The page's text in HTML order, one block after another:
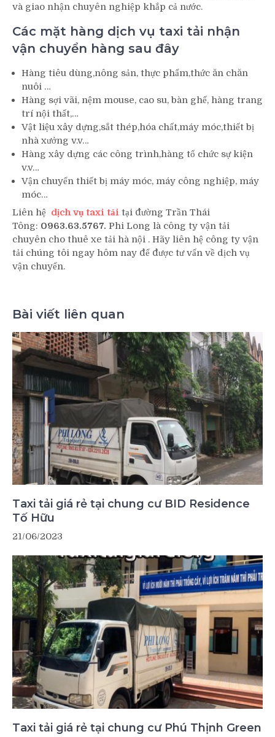
và giao nhận chuyên nghiệp khắp cả nước.
Các mặt hàng dịch vụ taxi tải nhận
vận chuyển hàng sau đây
Hàng tiêu dùng,nông sản, thực phẩm,thức ăn chăn
nuôi …
Hàng sợi vãi, nệm mouse, cao su, bàn ghế, hàng trang
trí nội thất,…
Vật liệu xây dựng,sắt thép,hóa chất,máy móc,thiết bị
nhà xưởng v.v…
Hàng xây dựng các công trình,hàng tổ chức sự kiện
v.v…
Vận chuyển thiết bị máy móc, máy công nghiệp, máy
móc…
Liên hệ dịch vụ taxi tải tại đường Trần Thái
Tông: 0963.63.5767. Phi Long là công ty vận tải
chuyên cho thuê xe tải hà nội . Hãy liên hệ công ty vận
tải chúng tôi ngay hôm nay để được tư vấn về dịch vụ
vận chuyển.
Bài viết liên quan
Taxi tải giá rẻ tại chung cư BID Residence
Tố Hữu
21/06/2023
Taxi tải giá rẻ tại chung cư Phú Thịnh Green